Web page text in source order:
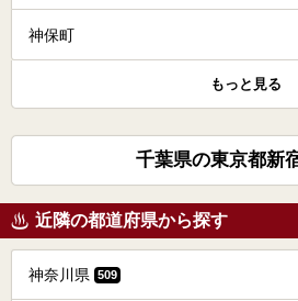
神保町
もっと見る
千葉県の東京都新
近隣の都道府県から探す
神奈川県 509